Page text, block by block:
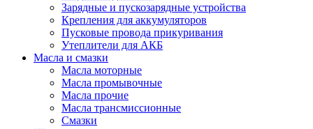
Зарядные и пускозарядные устройства
Крепления для аккумуляторов
Пусковые провода прикуривания
Утеплители для АКБ
Масла и смазки
Масла моторные
Масла промывочные
Масла прочие
Масла трансмиссионные
Смазки